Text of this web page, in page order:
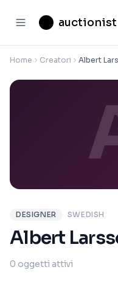
auctionist
Home Creatori Albert
DESIGNER SWEDISH
Albert
0 oggetti attivi